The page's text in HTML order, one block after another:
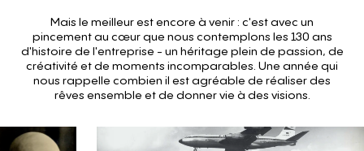
Mais le meilleur est encore à venir : c'est avec un
pincement au cœur que nous contemplons les 130 ans
d'histoire de l'entreprise - un héritage plein de passion, de
créativité et de moments incomparables. Une année qui
nous rappelle combien il est agréable de réaliser des
rêves ensemble et de donner vie à des visions.